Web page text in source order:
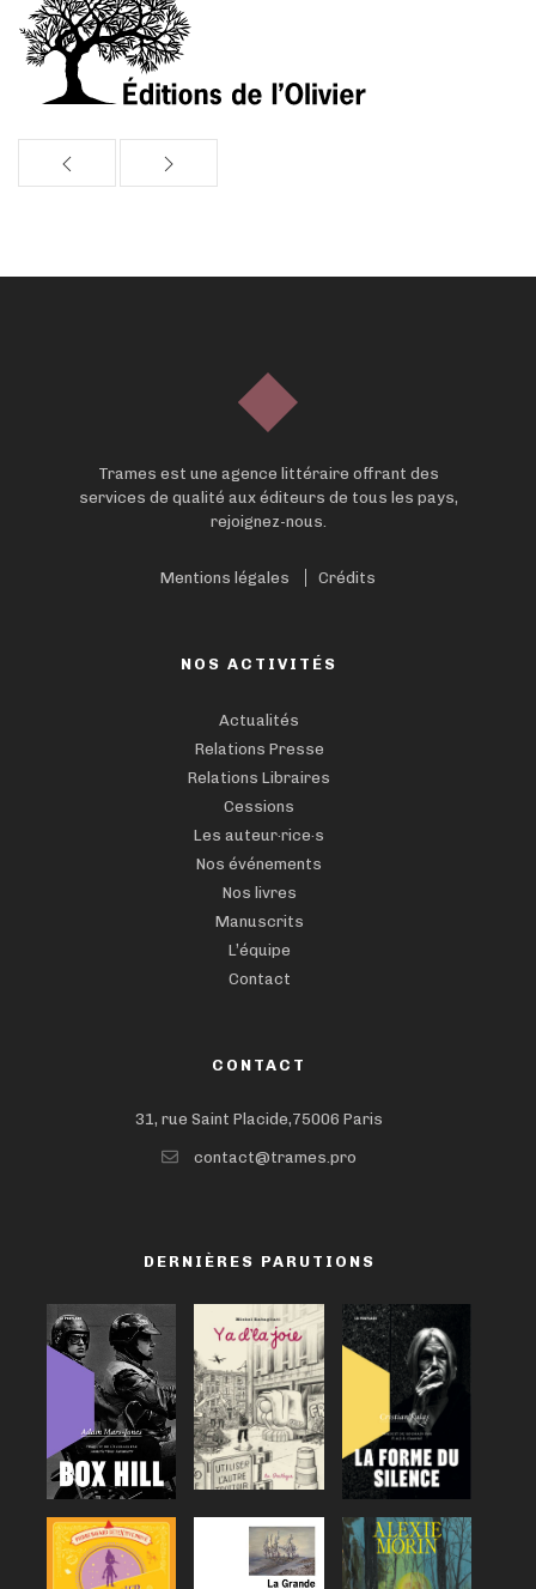
Trames est une agence littéraire offrant des
services de qualité aux éditeurs de tous les pays,
rejoignez-nous.
Mentions légales Crédits
NOS ACTIVITÉS
Actualités
Relations Presse
Relations Libraires
Cessions
Les auteur·rice·s
Nos événements
Nos livres
Manuscrits
L’équipe
Contact
CONTACT
31, rue Saint Placide,75006 Paris
contact@trames.pro
DERNIÈRES PARUTIONS